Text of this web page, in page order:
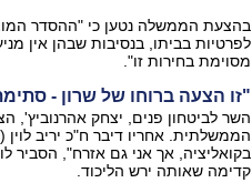
בהצעת הממשלה נטען כי "ההסדר
לפרטיות בביתו, בנסיבות שבהן אין
מסוימת בחירות זו".
"זו הצעה ברוחו של שרון -
השר לביטחון פנים, יצחק
הממשלתית. אחריו דיבר ח"כ יריב
בקואליציה, אך אני גם אזרח", הסביר
קדימה שאותה ירש הליכוד.